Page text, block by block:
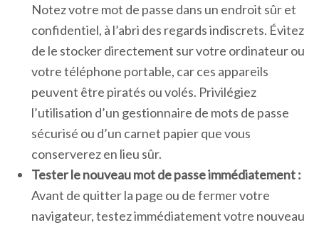
Notez votre mot de passe dans un endroit sûr et
confidentiel, à l’abri des regards indiscrets. Évitez
de le stocker directement sur votre ordinateur ou
votre téléphone portable, car ces appareils
peuvent être piratés ou volés. Privilégiez
l’utilisation d’un gestionnaire de mots de passe
sécurisé ou d’un carnet papier que vous
conserverez en lieu sûr.
Tester le nouveau mot de passe immédiatement :
Avant de quitter la page ou de fermer votre
navigateur, testez immédiatement votre nouveau